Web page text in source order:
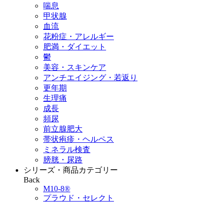
喘息
甲状腺
血流
花粉症・アレルギー
肥満・ダイエット
鬱
美容・スキンケア
アンチエイジング・若返り
更年期
生理痛
成長
頻尿
前立腺肥大
帯状疱疹・ヘルペス
ミネラル検査
膀胱・尿路
シリーズ・商品カテゴリー
Back
M10-8®
プラウド・セレクト